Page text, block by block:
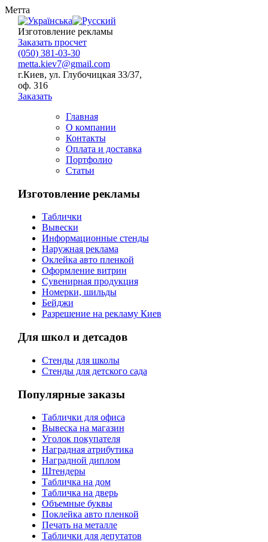
Метта
Изготовление рекламы
Заказать просчет
(050) 381-03-30
metta.kiev7@gmail.com
г.Киев, ул. Глубочицкая 33/37,
оф. 316
Заказать
Главная
О компании
Контакты
Оплата и доставка
Портфолио
Статьи
Изготовление рекламы
Таблички
Вывески
Информационные стенды
Наружная реклама
Оклейка авто пленкой
Оформление витрин
Сувенирная продукция
Номерки, шильды
Бейджи
Разрешение на рекламу Киев
Для школ и детсадов
Стенды для школы
Стенды для детского сада
Популярные заказы
Таблички для офиса
Вывеска на магазин
Уголок покупателя
Наградная атрибутика
Наградной диплом
Штендеры
Табличка на дом
Табличка на дверь
Объемные буквы
Поклейка авто пленкой
Печать на металле
Таблички для депутатов